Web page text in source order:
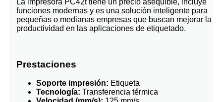
funciones modernas y es una solución inteligente para
pequeñas o medianas empresas que buscan mejorar la
productividad en las aplicaciones de etiquetado.
Prestaciones
Soporte impresión: Etiqueta
Tecnología: Transferencia térmica